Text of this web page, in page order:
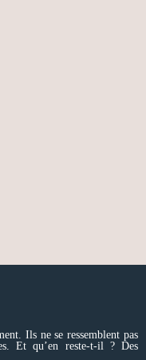
Ils ne se ressemblent pas
Et qu’en reste-t-il ? Des